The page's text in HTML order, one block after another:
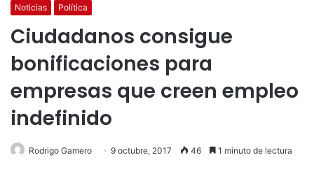
Noticias Política
Ciudadanos consigue
bonificaciones para
empresas que creen empleo
indefinido
Rodrigo Gamero 9 octubre, 2017 46 1 minuto de lectura